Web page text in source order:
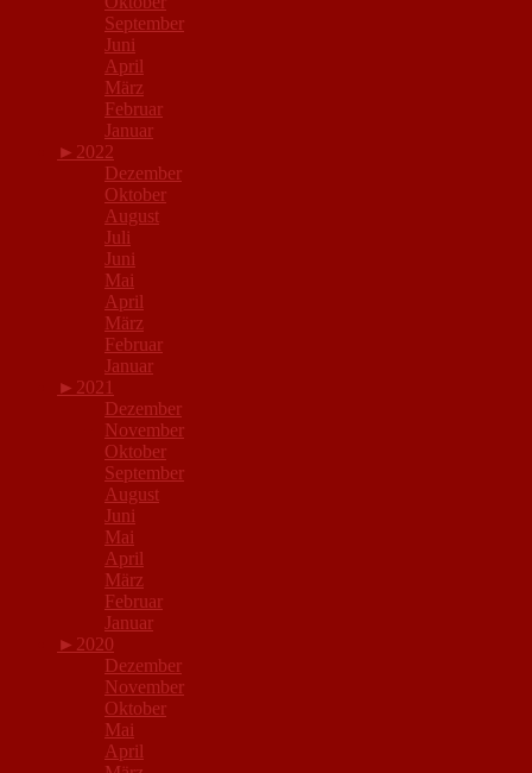
September
Juni
April
März
Februar
Januar
► 2022
Dezember
Oktober
August
Juli
Juni
Mai
April
März
Februar
Januar
► 2021
Dezember
November
Oktober
September
August
Juni
Mai
April
März
Februar
Januar
► 2020
Dezember
November
Oktober
Mai
April